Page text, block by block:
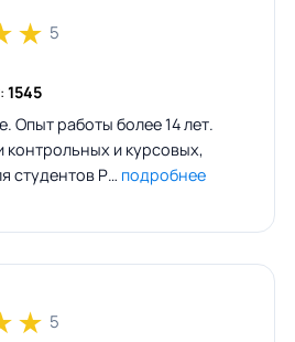
★ 5
1545
Опыт работы более 14 лет.
и курсовых,
студентов Р… подробнее
★ 5